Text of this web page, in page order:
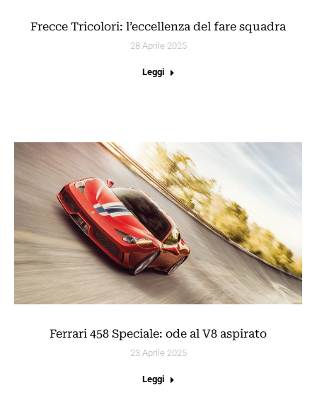
Frecce Tricolori: l’eccellenza del fare squadra
28 Aprile 2025
Leggi
Ferrari 458 Speciale: ode al V8 aspirato
23 Aprile 2025
Leggi